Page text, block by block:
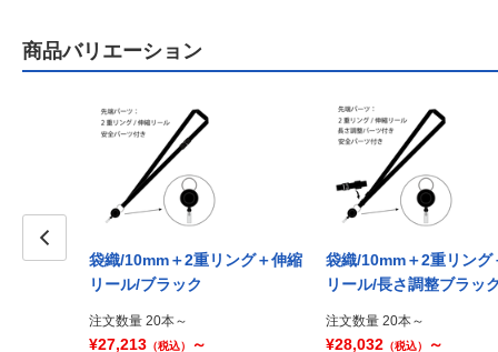
商品バリエーション
袋織/10mm＋2重リング＋伸縮
リール/ブラック
注文数量 20本～
¥27,213 （税込） ～
袋織/10mm＋2重リング
リール/長さ調整ブラッ
注文数量 20本～
¥28,032 （税込） ～